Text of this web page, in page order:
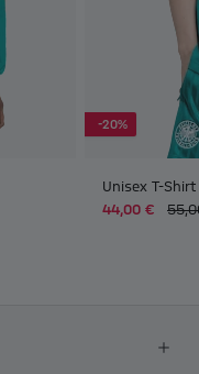
-20%
Unisex T-Shirt
44,00 €